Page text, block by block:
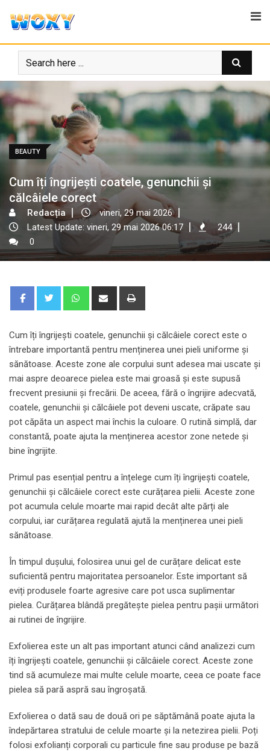
BEAUTY
Cum îți îngrijești coatele, genunchii și
călcâiele corect
Redacția
vineri, 29 mai 2026
Latest Update: vineri, 29 mai 2026 06:17
244
0
WhatsappShare
Cum îți îngrijești coatele, genunchii și călcâiele corect este o
întrebare importantă pentru menținerea unei pieli uniforme și
sănătoase. Aceste zone ale corpului sunt adesea mai uscate și
mai aspre deoarece pielea este mai groasă și este supusă
frecvent presiunii și frecării. De aceea, fără o îngrijire adecvată,
coatele, genunchii și călcâiele pot deveni uscate, crăpate sau
pot căpăta un aspect mai închis la culoare. O rutină simplă, dar
constantă, poate ajuta la menținerea acestor zone netede și
bine îngrijite.
Primul pas esențial pentru a înțelege cum îți îngrijești coatele,
genunchii și călcâiele corect este curățarea pielii. Aceste zone
pot acumula celule moarte mai rapid decât alte părți ale
corpului, iar curățarea regulată ajută la menținerea unei pieli
sănătoase.
În timpul dușului, folosirea unui gel de curățare delicat este
suficientă pentru majoritatea persoanelor. Este important să
eviți produsele foarte agresive care pot usca suplimentar
pielea. Curățarea blândă pregătește pielea pentru pașii următori
ai rutinei de îngrijire.
Exfolierea este un alt pas important atunci când analizezi cum
îți îngrijești coatele, genunchii și călcâiele corect. Aceste zone
tind să acumuleze mai multe celule moarte, ceea ce poate face
pielea să pară aspră sau îngroșată.
Exfolierea o dată sau de două ori pe săptămână poate ajuta la
îndepărtarea stratului de celule moarte și la netezirea pielii. Poți
folosi exfolianți corporali cu particule fine sau produse pe bază